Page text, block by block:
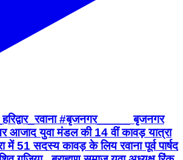
#बृजनगर_____ बृजनगर
आजाद युवा मंडल की 14 वीं कावड़ यात्रा
में 51 सदस्य कावड़ के लिय रवाना पूर्व पार्षद